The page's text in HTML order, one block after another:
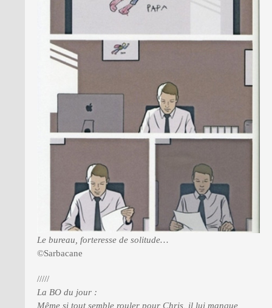
Le bureau, forteresse de solitude…
©Sarbacane
/////
La BO du jour :
Même si tout semble rouler pour Chris, il lui manque